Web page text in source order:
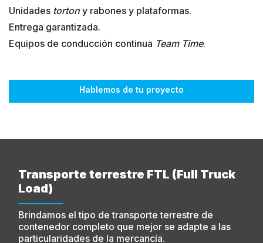
Unidades torton y rabones y plataformas.
Entrega garantizada.
Equipos de conducción continua Team Time.
Hablemos de tu proyecto
Transporte terrestre FTL (Full Truck
Load)
Brindamos el tipo de transporte terrestre de
contenedor completo que mejor se adapte a las
particularidades de la mercancía.